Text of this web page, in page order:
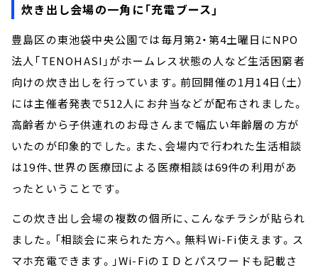
炊き出し会場の一角に「充電ブース」
豊島区の東池袋中央公園では毎月第2・第4土曜日にNPO
法人「TENOHASI」がホームレス状態の人など生活困窮者
向けの炊き出しを行っています。前回開催の1月14日（土）
には主催者発表で512人にお弁当などが配布されました。
高齢者から子供連れのお母さんまで幅広い年齢層の方が
いたのが印象的でした。また、会場内で行われた生活相談
は19件、世界の医療団による医療相談は69件の利用があ
ったということです。
この炊き出し会場の複数の個所に、こんなチラシが貼られ
ました。「相談会に来られた方へ。無料Wi-Fi使えます。ス
マホ充電できます。」Wi-FiのＩＤとパスワードも記載さ